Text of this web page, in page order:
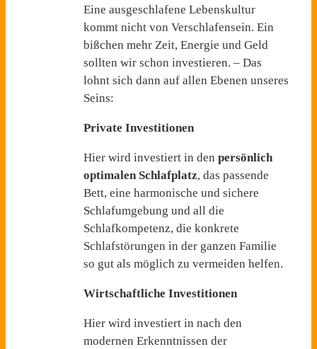
Eine ausgeschlafene Lebenskultur
kommt nicht von Verschlafensein. Ein
bißchen mehr Zeit, Energie und Geld
sollten wir schon investieren. – Das
lohnt sich dann auf allen Ebenen unseres
Seins:
Private Investitionen
Hier wird investiert in den persönlich
optimalen Schlafplatz, das passende
Bett, eine harmonische und sichere
Schlafumgebung und all die
Schlafkompetenz, die konkrete
Schlafstörungen in der ganzen Familie
so gut als möglich zu vermeiden helfen.
Wirtschaftliche Investitionen
Hier wird investiert in nach den
modernen Erkenntnissen der